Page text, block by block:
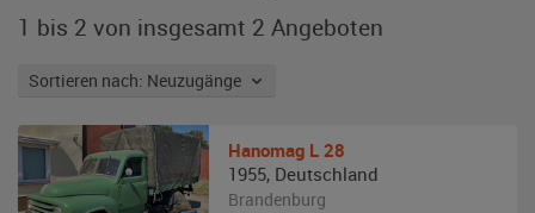
1 bis 2 von insgesamt 2 Angeboten
Sortieren nach: Neuzugänge
Hanomag L 28
1955, Deutschland
Brandenburg